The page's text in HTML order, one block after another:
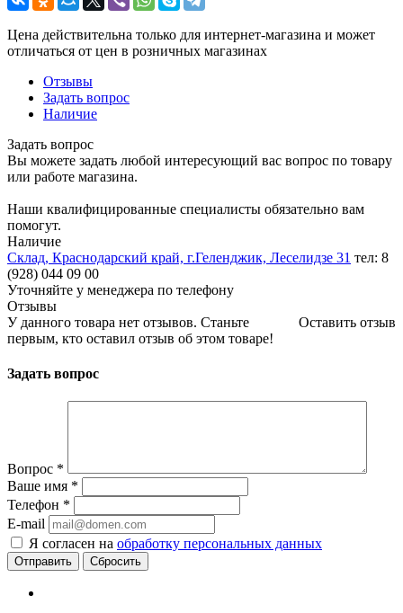
Цена действительна только для интернет-магазина и может
отличаться от цен в розничных магазинах
Отзывы
Задать вопрос
Наличие
Задать вопрос
Вы можете задать любой интересующий вас вопрос по товару
или работе магазина.
Наши квалифицированные специалисты обязательно вам
помогут.
Наличие
Склад, Краснодарский край, г.Геленджик, Леселидзе 31 тел: 8
(928) 044 09 00
Уточняйте у менеджера по телефону
Отзывы
Оставить отзыв
У данного товара нет отзывов. Станьте
первым, кто оставил отзыв об этом товаре!
Задать вопрос
Вопрос *
Ваше имя *
Телефон *
E-mail
Я согласен на обработку персональных данных
Сбросить